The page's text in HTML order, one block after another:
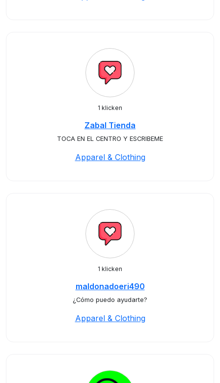
1 klicken
Zabal Tienda
TOCA EN EL CENTRO Y ESCRIBEME
Apparel & Clothing
1 klicken
maldonadoeri490
¿Cómo puedo ayudarte?
Apparel & Clothing